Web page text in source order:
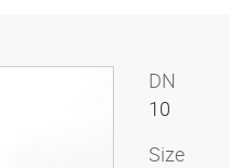
DN
10
Size